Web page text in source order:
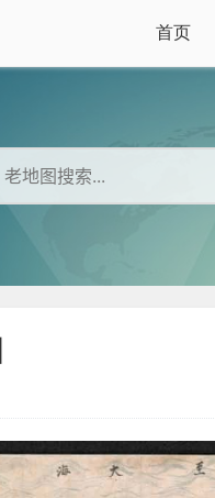
首页